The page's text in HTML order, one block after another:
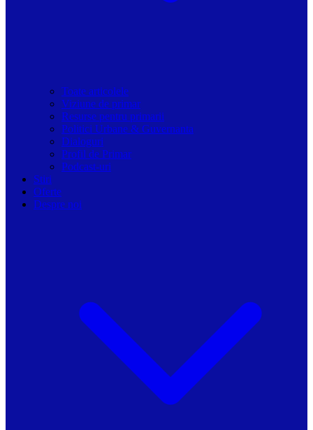
Toate articolele
Viziune de primar
Resurse pentru primarii
Politici Urbane & Guvernanta
Dialoguri
Profil de Primar
Podcast-uri
Stiri
Oferte
Despre noi